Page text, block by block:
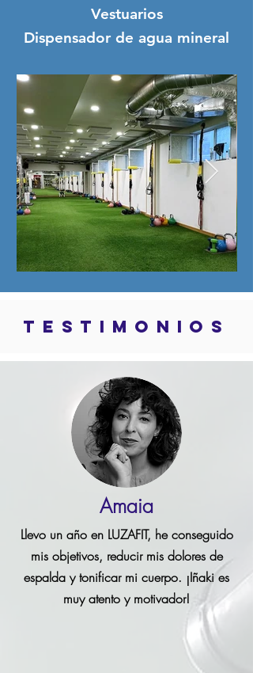
Vestuarios
Dispensador de agua mineral
TESTIMONIOS
Amaia
Llevo un año en LUZAFIT, he conseguido
mis objetivos, reducir mis dolores de
espalda y tonificar mi cuerpo. ¡Iñaki es
muy atento y motivador!